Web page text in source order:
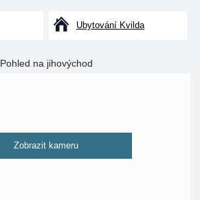
Ubytování Kvilda
Pohled na jihovýchod
Zobrazit kameru